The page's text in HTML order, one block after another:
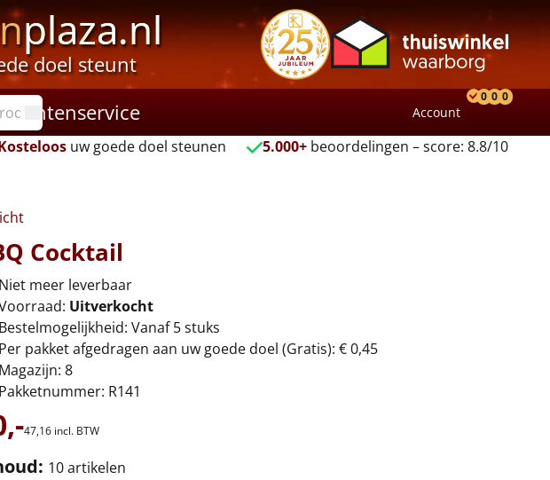
plaza.nl
doel steunt
Klantenservice Account
0 0 0
uw goede doel steunen 5.000+ beoordelingen – score: 8.8/10
Cocktail
Niet meer leverbaar
Uitverkocht
Bestelmogelijkheid: Vanaf 5 stuks
Per pakket afgedragen aan uw goede doel (Gratis): € 0,45
Magazijn: 8
Pakketnummer: R141
47,16 incl. BTW
10 artikelen